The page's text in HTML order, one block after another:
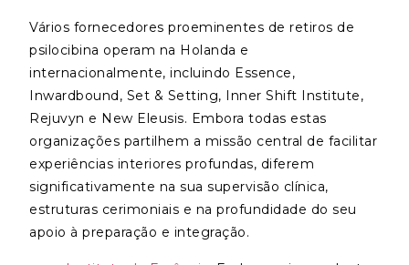
Vários fornecedores proeminentes de retiros de
psilocibina operam na Holanda e
internacionalmente, incluindo Essence,
Inwardbound, Set & Setting, Inner Shift Institute,
Rejuvyn e New Eleusis. Embora todas estas
organizações partilhem a missão central de facilitar
experiências interiores profundas, diferem
significativamente na sua supervisão clínica,
estruturas cerimoniais e na profundidade do seu
apoio à preparação e integração.